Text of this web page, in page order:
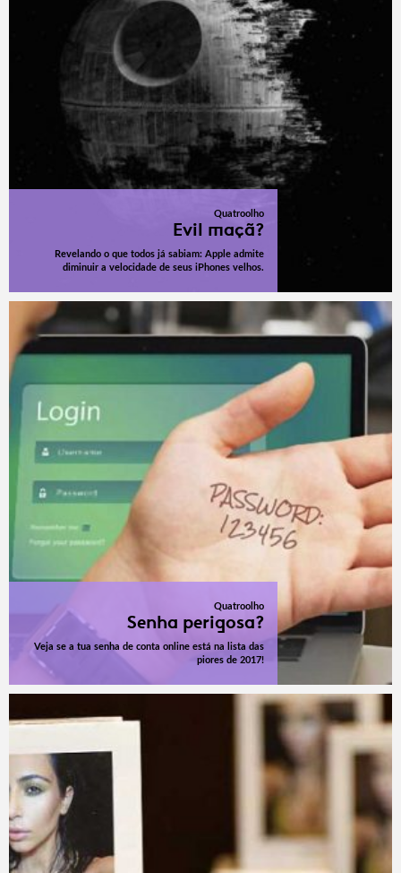
Quatroolho
Evil maçã?
Revelando o que todos já sabiam: Apple admite
diminuir a velocidade de seus iPhones velhos.
Quatroolho
Senha perigosa?
Veja se a tua senha de conta online está na lista das
piores de 2017!